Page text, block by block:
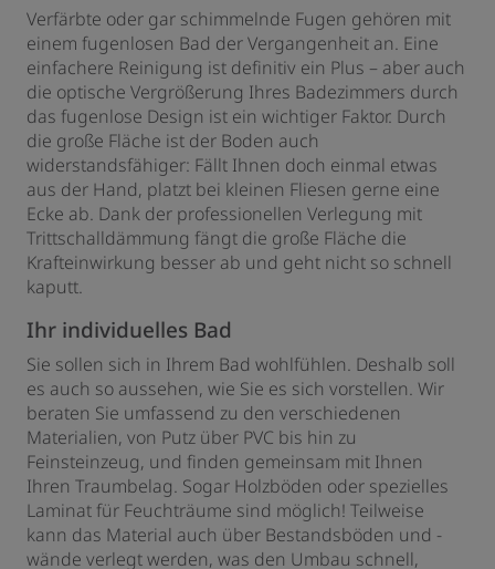
Verfärbte oder gar schimmelnde Fugen gehören mit
einem fugenlosen Bad der Vergangenheit an. Eine
einfachere Reinigung ist definitiv ein Plus – aber auch
die optische Vergrößerung Ihres Badezimmers durch
das fugenlose Design ist ein wichtiger Faktor. Durch
die große Fläche ist der Boden auch
widerstandsfähiger: Fällt Ihnen doch einmal etwas
aus der Hand, platzt bei kleinen Fliesen gerne eine
Ecke ab. Dank der professionellen Verlegung mit
Trittschalldämmung fängt die große Fläche die
Krafteinwirkung besser ab und geht nicht so schnell
kaputt.
Ihr individuelles Bad
Sie sollen sich in Ihrem Bad wohlfühlen. Deshalb soll
es auch so aussehen, wie Sie es sich vorstellen. Wir
beraten Sie umfassend zu den verschiedenen
Materialien, von Putz über PVC bis hin zu
Feinsteinzeug, und finden gemeinsam mit Ihnen
Ihren Traumbelag. Sogar Holzböden oder spezielles
Laminat für Feuchträume sind möglich! Teilweise
kann das Material auch über Bestandsböden und -
wände verlegt werden, was den Umbau schnell,